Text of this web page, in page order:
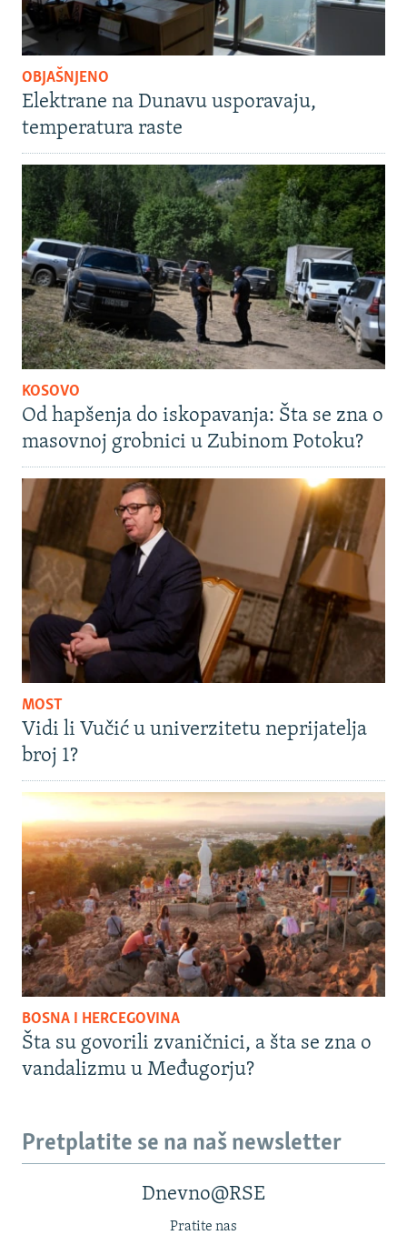
OBJAŠNJENO
Elektrane na Dunavu usporavaju,
temperatura raste
KOSOVO
Od hapšenja do iskopavanja: Šta se zna o
masovnoj grobnici u Zubinom Potoku?
MOST
Vidi li Vučić u univerzitetu neprijatelja
broj 1?
BOSNA I HERCEGOVINA
Šta su govorili zvaničnici, a šta se zna o
vandalizmu u Međugorju?
Pretplatite se na naš newsletter
Dnevno@RSE
Pratite nas